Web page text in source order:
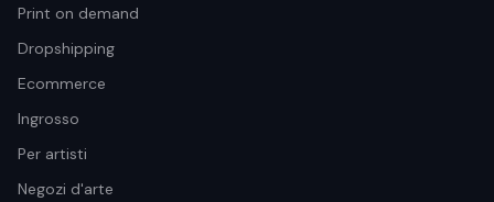
Print on demand
Dropshipping
Ecommerce
Ingrosso
Per artisti
Negozi d'arte